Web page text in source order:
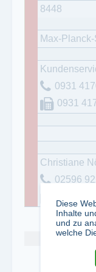
8448
Max-Planck-
0931
0931
Christiane
02596
Diese
Inhalte
und zu
welche